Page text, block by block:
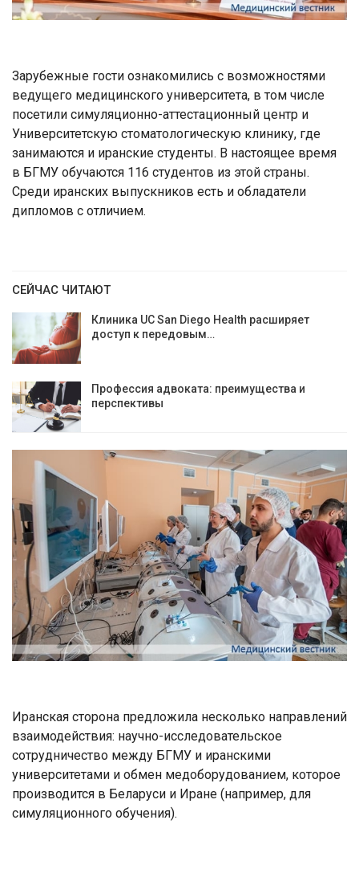
Зарубежные гости ознакомились с возможностями
ведущего медицинского университета, в том числе
посетили симуляционно-аттестационный центр и
Университетскую стоматологическую клинику, где
занимаются и иранские студенты. В настоящее время
в БГМУ обучаются 116 студентов из этой страны.
Среди иранских выпускников есть и обладатели
дипломов с отличием.
СЕЙЧАС ЧИТАЮТ
Клиника UC San Diego Health расширяет
доступ к передовым…
Профессия адвоката: преимущества и
перспективы
Иранская сторона предложила несколько направлений
взаимодействия: научно-исследовательское
сотрудничество между БГМУ и иранскими
университетами и обмен медоборудованием, которое
производится в Беларуси и Иране (например, для
симуляционного обучения).